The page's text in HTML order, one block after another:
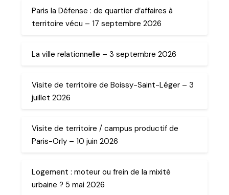
Paris la Défense : de quartier d’affaires à
territoire vécu – 17 septembre 2026
La ville relationnelle – 3 septembre 2026
Visite de territoire de Boissy-Saint-Léger – 3
juillet 2026
Visite de territoire / campus productif de
Paris-Orly – 10 juin 2026
Logement : moteur ou frein de la mixité
urbaine ? 5 mai 2026